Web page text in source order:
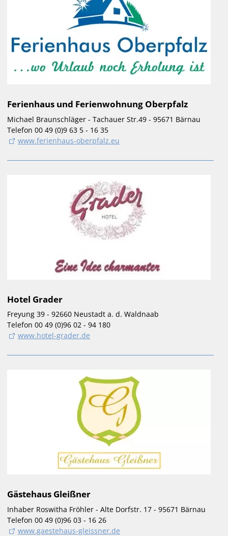
Ferienhaus und Ferienwohnung Oberpfalz
Michael Braunschläger - Tachauer Str.49 - 95671 Bärnau
Telefon 00 49 (0)9 63 5 - 16 35
www.ferienhaus-oberpfalz.eu
Hotel Grader
Freyung 39 - 92660 Neustadt a. d. Waldnaab
Telefon 00 49 (0)96 02 - 94 180
www.hotel-grader.de
Gästehaus Gleißner
Inhaber Roswitha Fröhler - Alte Dorfstr. 17 - 95671 Bärnau
Telefon 00 49 (0)96 03 - 16 26
www.gaestehaus-gleissner.de